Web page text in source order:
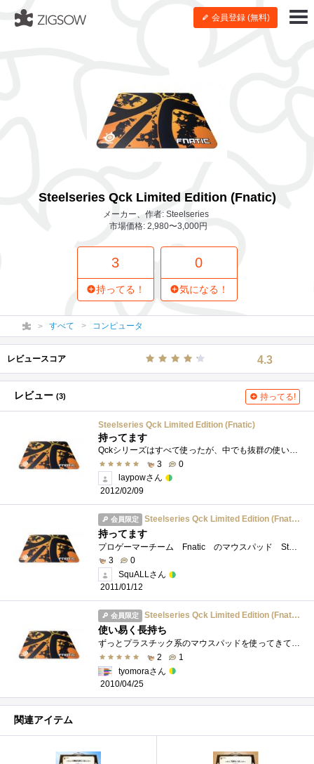
会員登録 (無料)
Steelseries Qck Limited Edition (Fnatic)
メーカー、作者: Steelseries
市場価格: 2,980〜3,000円
3
持ってる！
0
気になる！
すべて コンピュータ
レビュースコア 4.3
レビュー (3) 持ってる!
Steelseries Qck Limited Edition (Fnatic)
持ってます
Qckシリーズはすべて使ったが、中でも抜群の使いやすさ。QCKシリーズとひと括りにいっても実際はQckmini,Qck(無印)||Qckmass||Qckheavyと３つに分かれてい...
3
0
laypowさん
2012/02/09
会員限定 Steelseries Qck Limited Edition (Fnatic)
持ってます
プロゲーマーチーム Fnatic のマウスパッド SteelSeriesFnaticEditionです。見た目のかっこよさで買ってみましたが、アマチュアゲーマーからとって�...
3
0
SquALLさん
2011/01/12
会員限定 Steelseries Qck Limited Edition (Fnatic)
使い易く長持ち
ずっとプラスチック系のマウスパッドを使ってきていました。満足していたのですが、あまりにも寿命の短さに悩んでいました(大体1ヶ月位)布は�...
2
1
tyomoraさん
2010/04/25
関連アイテム